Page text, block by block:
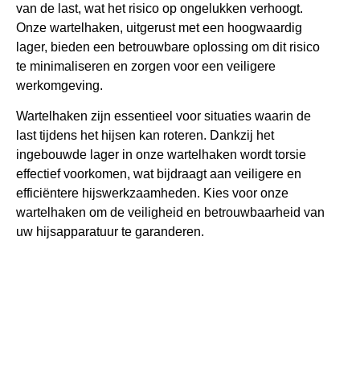
van de last, wat het risico op ongelukken verhoogt.
Onze wartelhaken, uitgerust met een hoogwaardig
lager, bieden een betrouwbare oplossing om dit risico
te minimaliseren en zorgen voor een veiligere
werkomgeving.
Wartelhaken zijn essentieel voor situaties waarin de
last tijdens het hijsen kan roteren. Dankzij het
ingebouwde lager in onze wartelhaken wordt torsie
effectief voorkomen, wat bijdraagt aan veiligere en
efficiëntere hijswerkzaamheden. Kies voor onze
wartelhaken om de veiligheid en betrouwbaarheid van
uw hijsapparatuur te garanderen.